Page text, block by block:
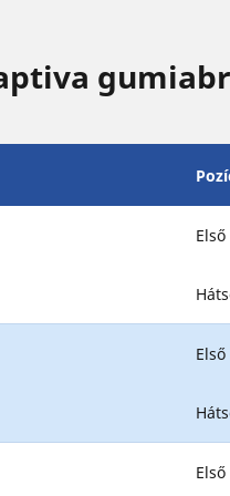
Első
Első
Első